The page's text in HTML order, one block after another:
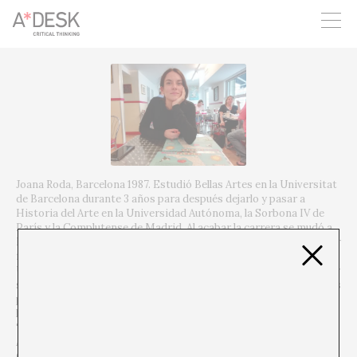
crees también en A*DESK seguimos necesitándote para poder
seguir adelante. Ahora puedes participar del proyecto y
apoyarlo.
Joana Roda, Barcelona 1987. Estudió Bellas Artes en la Universitat
de Barcelona durante 3 años para después dejarlo y pasar a
Historia del Arte en la Universidad Autónoma, la Sorbona IV de
París y la Complutense de Madrid. Al acabar la carrera se mudó a
Montreal, Canadá, donde trabajó en una galería y empezó a buscar
fórmulas para hacer que todo aquello fuera un poco más rentable.
Una de ellas fue preparar catering basados en tortillas de patata y
servirlas en las inauguraciones (de ahí surgieron algunos encargos
para otros eventos artísticos). Así mismo trabajó en una
lavandería, el restaurante Itacate y en la pastelería Kilo Café.
Todos estos trabajos fueron forjando la empresaria que es ahora.
Al llegar a Barcelona trabajó en el restaurante Biocenter y en la